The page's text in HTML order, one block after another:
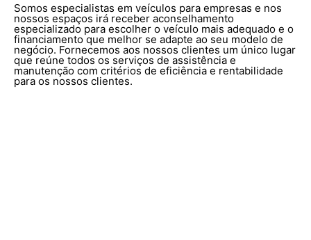
Somos especialistas em veículos para empresas e nos
nossos espaços irá receber aconselhamento
especializado para escolher o veículo mais adequado e o
financiamento que melhor se adapte ao seu modelo de
negócio. Fornecemos aos nossos clientes um único lugar
que reúne todos os serviços de assistência e
manutenção com critérios de eficiência e rentabilidade
para os nossos clientes.